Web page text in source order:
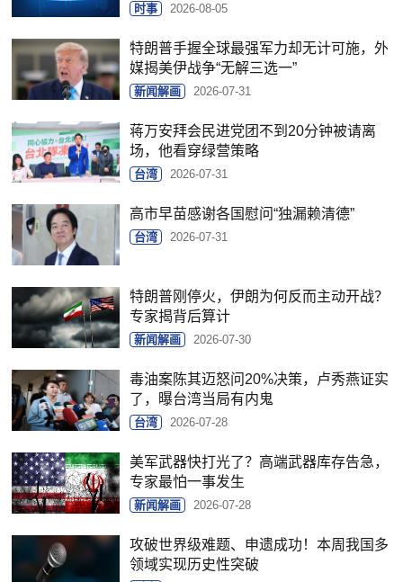
时事 2026-08-05
特朗普手握全球最强军力却无计可施，外
媒揭美伊战争“无解三选一”
新闻解画 2026-07-31
蒋万安拜会民进党团不到20分钟被请离
场，他看穿绿营策略
台湾 2026-07-31
高市早苗感谢各国慰问“独漏赖清德”
台湾 2026-07-31
特朗普刚停火，伊朗为何反而主动开战？
专家揭背后算计
新闻解画 2026-07-30
毒油案陈其迈怒问20%决策，卢秀燕证实
了，曝台湾当局有内鬼
台湾 2026-07-28
美军武器快打光了？高端武器库存告急，
专家最怕一事发生
新闻解画 2026-07-28
攻破世界级难题、申遗成功！本周我国多
领域实现历史性突破